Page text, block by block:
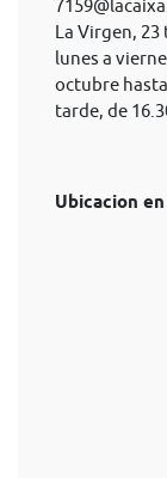
La Virgen,
lunes a
octubre
tarde, de
Ubicacion